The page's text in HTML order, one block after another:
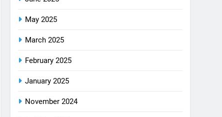
May 2025
March 2025
February 2025
January 2025
November 2024